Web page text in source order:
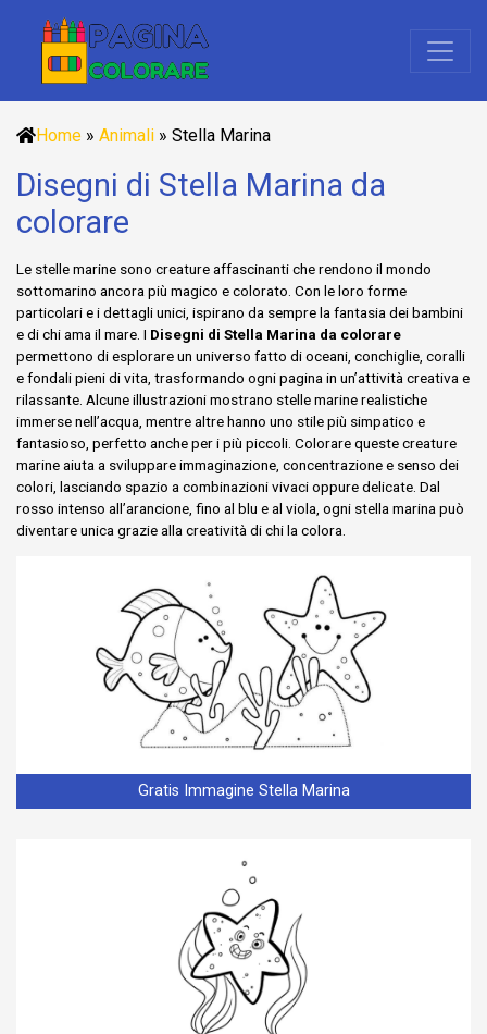
Home » Animali » Stella Marina
Disegni di Stella Marina da
colorare
Le stelle marine sono creature affascinanti che rendono il mondo
sottomarino ancora più magico e colorato. Con le loro forme
particolari e i dettagli unici, ispirano da sempre la fantasia dei bambini
e di chi ama il mare. I Disegni di Stella Marina da colorare
permettono di esplorare un universo fatto di oceani, conchiglie, coralli
e fondali pieni di vita, trasformando ogni pagina in un’attività creativa e
rilassante. Alcune illustrazioni mostrano stelle marine realistiche
immerse nell’acqua, mentre altre hanno uno stile più simpatico e
fantasioso, perfetto anche per i più piccoli. Colorare queste creature
marine aiuta a sviluppare immaginazione, concentrazione e senso dei
colori, lasciando spazio a combinazioni vivaci oppure delicate. Dal
rosso intenso all’arancione, fino al blu e al viola, ogni stella marina può
diventare unica grazie alla creatività di chi la colora.
Gratis Immagine Stella Marina